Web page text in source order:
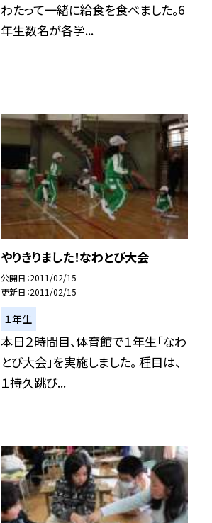
わたって一緒に給食を食べました。6
年生数名が各学...
やりきりました！なわとび大会
公開日 2011/02/15
更新日 2011/02/15
１年生
本日２時間目、体育館で１年生「なわ
とび大会」を実施しました。 種目は、
１持久跳び...